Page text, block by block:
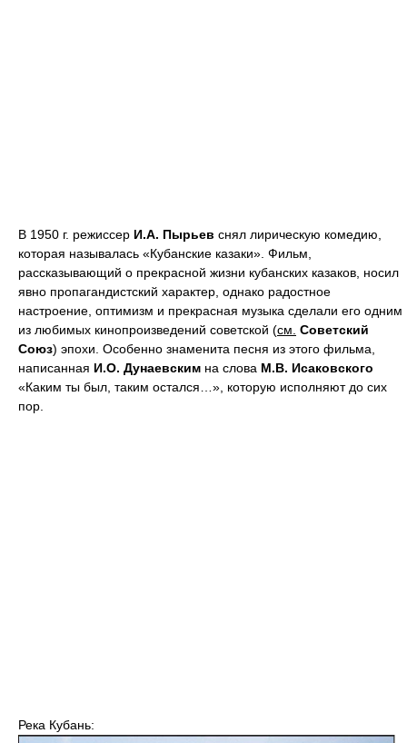
В 1950 г. режиссер И.А. Пырьев снял лирическую комедию,
которая называлась «Кубанские казаки». Фильм,
рассказывающий о прекрасной жизни кубанских казаков, носил
явно пропагандистский характер, однако радостное
настроение, оптимизм и прекрасная музыка сделали его одним
из любимых кинопроизведений советской (см. Советский
Союз) эпохи. Особенно знаменита песня из этого фильма,
написанная И.О. Дунаевским на слова М.В. Исаковского
«Каким ты был, таким остался…», которую исполняют до сих
пор.
Река Кубань: